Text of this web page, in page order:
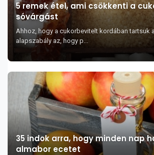
5 remek étel, ami csökkenti a
sóvárgást
Ahhoz, hogy a cukorbevitelt kordában tartsuk
alapszabály az, hogy p...
35 indok arra, hogy minden nap
almabor ecetet